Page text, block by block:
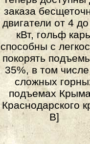
заказа
двигатели от 4
кВт, гольф
способны с
покорять
35%, в том
сложных
подъемах
Краснодарского
В]